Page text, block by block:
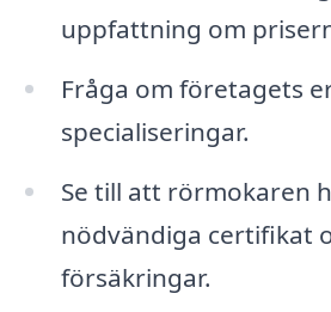
uppfattning om
Fråga om företagets
specialiseringar.
Se till att rörmokaren
nödvändiga certifikat
försäkringar.